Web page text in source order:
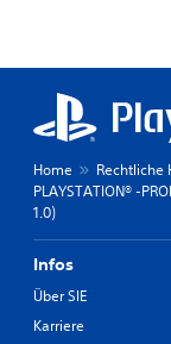
Home
Rechtliche
PLAYSTATION® -
1.0)
Infos
Über SIE
Karriere